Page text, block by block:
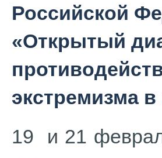
Российской
«Открытый
экстремизма
19 и 21